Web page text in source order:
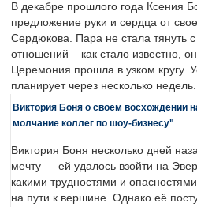
В декабре прошлого года Ксения
предложение руки и сердца от
Сердюкова. Пара не стала тянуть
отношений – как стало известно,
Церемония прошла в узком кругу.
планирует через несколько недель.
Виктория Боня о своем восхождении
молчание коллег по шоу-бизнесу"
Виктория Боня несколько дней
мечту — ей удалось взойти на
какими трудностями и
на пути к вершине. Однако её